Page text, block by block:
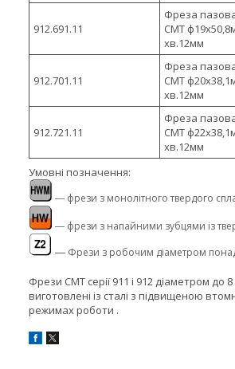
912.691.11
Фреза
CMT
хв.12мм
912.701.11
Фреза
CMT
хв.12мм
912.721.11
Фреза
CMT
хв.12мм
Умовні позначення:
― фрези з монолітного твердого
― фрези з напайними зубцями із
― Фрези з робочим діаметром понад
Фрези CMT серії 911 і 912 діаметром
виготовлені із сталі з підвищеною
режимах роботи .